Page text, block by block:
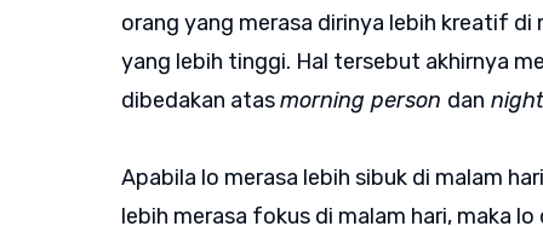
orang yang merasa dirinya lebih kreatif
yang lebih tinggi. Hal tersebut akhirnya
dibedakan atasmorning person dan
Apabila lo merasa lebih sibuk di malam
lebih merasa fokus di malam hari, maka